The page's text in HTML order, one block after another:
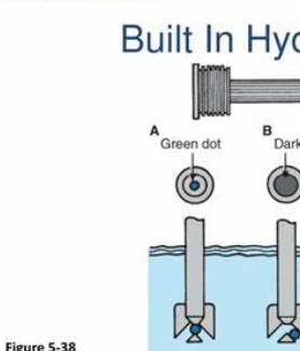
برلیانس
70 امپر بلندR
74 امپر